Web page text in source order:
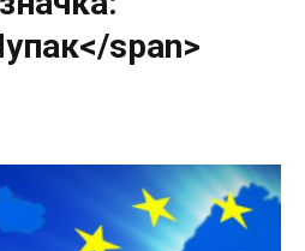
span>